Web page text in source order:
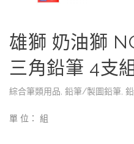
雄獅 奶油獅
三角鉛筆 4支
綜合筆類用品, 鉛筆/製圖鉛筆,
單 位： 組